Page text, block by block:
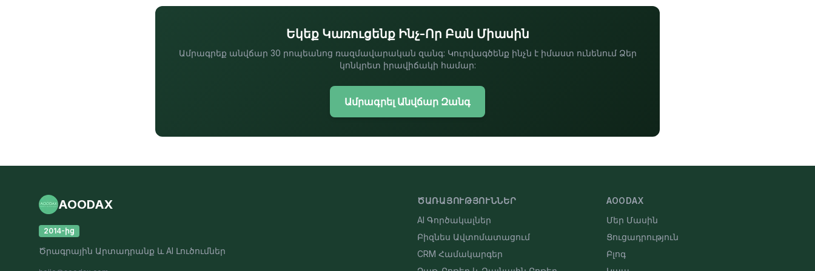
Եկեք Կառուցենք Ինչ-Որ Բան Միասին
Ամրագրեք անվճար 30 րոպեանոց ռազմավարական զանգ: Կուրվագծենք ինչն է իմաստ ունենում Ձեր
կոնկրետ իրավիճակի համար:
Ամրագրել Անվճար Զանգ
AOODAX
2014-ից
Ծրագրային Արտադրանք և AI Լուծումներ
ԾԱՌԱՅՈՒԹՅՈՒՆՆԵՐ
AI Գործակալներ
Բիզնես Ավտոմատացում
CRM Համակարգեր
AOODAX
Մեր Մասին
Ցուցադրություն
Բլոգ